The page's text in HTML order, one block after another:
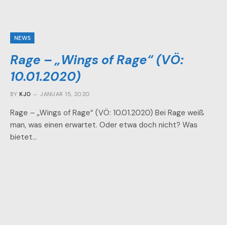
NEWS
Rage – „Wings of Rage“ (VÖ:
10.01.2020)
BY KJO JANUAR 15, 2020
Rage – „Wings of Rage“ (VÖ: 10.01.2020) Bei Rage weiß
man, was einen erwartet. Oder etwa doch nicht? Was
bietet…